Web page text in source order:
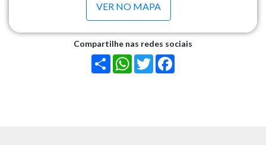
VER NO MAPA
Compartilhe nas redes sociais
Share WhatsApp
Twitter